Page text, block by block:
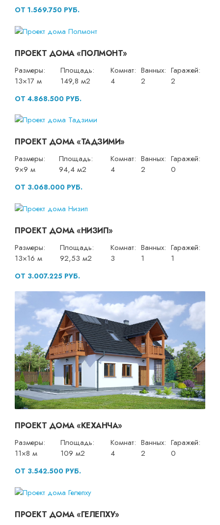
ОТ 1.569.750 РУБ.
ПРОЕКТ ДОМА «ПОЛМОНТ»
Размеры:
13×17 м
Площадь:
149,8 м2
Комнат:
4
Ванных:
2
Гаражей:
2
ОТ 4.868.500 РУБ.
ПРОЕКТ ДОМА «ТАДЗИМИ»
Размеры:
9×9 м
Площадь:
94,4 м2
Комнат:
4
Ванных:
2
Гаражей:
0
ОТ 3.068.000 РУБ.
ПРОЕКТ ДОМА «НИЗИП»
Размеры:
13×16 м
Площадь:
92,53 м2
Комнат:
3
Ванных:
1
Гаражей:
1
ОТ 3.007.225 РУБ.
ПРОЕКТ ДОМА «КЕХАНЧА»
Размеры:
11×8 м
Площадь:
109 м2
Комнат:
4
Ванных:
2
Гаражей:
0
ОТ 3.542.500 РУБ.
ПРОЕКТ ДОМА «ГЕЛЕПХУ»